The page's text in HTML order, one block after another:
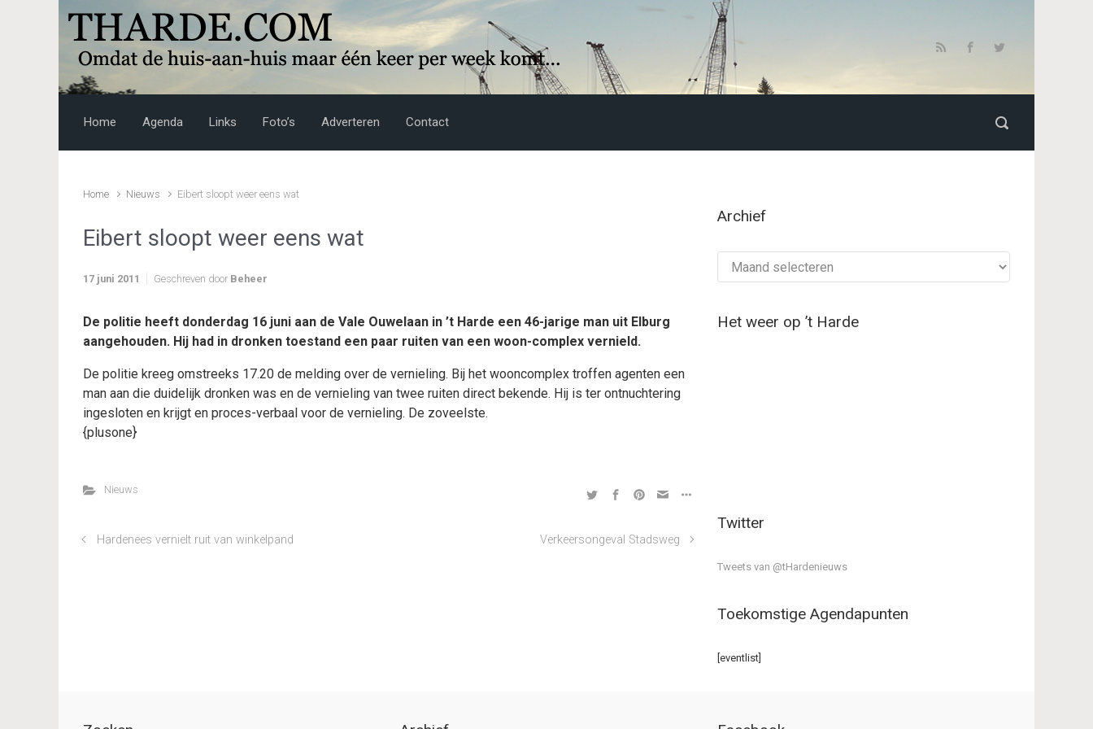
Skip to main content
Home Agenda Links Foto’s Adverteren Contact
Home Nieuws Eibert sloopt weer eens wat
Eibert sloopt weer eens wat
17 juni 2011 Geschreven door Beheer
De politie heeft donderdag 16 juni aan de Vale Ouwelaan in ’t Harde een 46-jarige man uit Elburg
aangehouden. Hij had in dronken toestand een paar ruiten van een woon-complex vernield.
De politie kreeg omstreeks 17.20 de melding over de vernieling. Bij het wooncomplex troffen agenten een
man aan die duidelijk dronken was en de vernieling van twee ruiten direct bekende. Hij is ter ontnuchtering
ingesloten en krijgt en proces-verbaal voor de vernieling. De zoveelste.
{plusone}
Nieuws
Hardenees vernielt ruit van winkelpand Verkeersongeval Stadsweg
Archief
Het weer op ’t Harde
Twitter
Tweets van @tHardenieuws
Toekomstige Agendapunten
[eventlist]